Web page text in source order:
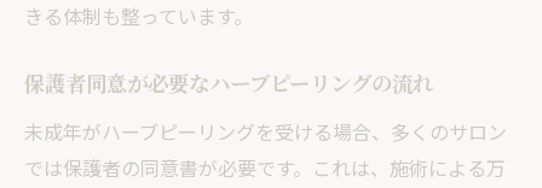
きる体制も整っています。
保護者同意が必要なハーブピーリングの流れ
未成年がハーブピーリングを受ける場合、多くのサロン
では保護者の同意書が必要です。これは、施術による万